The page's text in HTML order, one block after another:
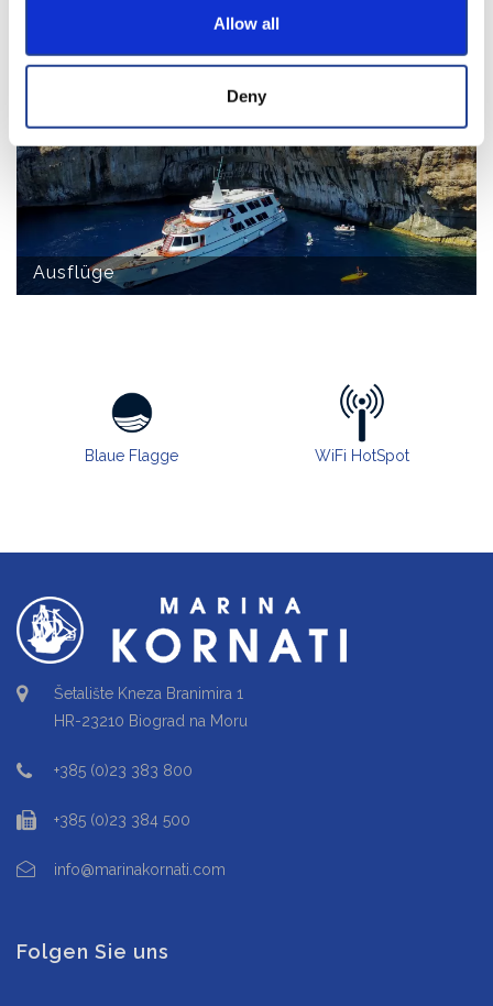
Allow all
Deny
Ausflüge
Blaue Flagge WiFi HotSpot
Šetalište Kneza Branimira 1
HR-23210 Biograd na Moru
+385 (0)23 383 800
+385 (0)23 384 500
info@marinakornati.com
Folgen Sie uns